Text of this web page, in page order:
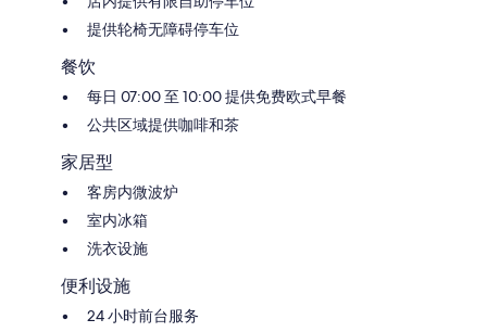
提供轮椅无障碍停车位
餐饮
每日 07:00 至 10:00 提供免费欧式早餐
公共区域提供咖啡和茶
家居型
客房内微波炉
室内冰箱
洗衣设施
便利设施
24 小时前台服务